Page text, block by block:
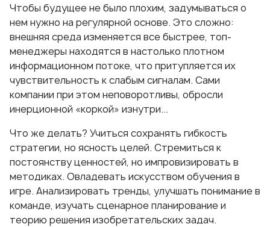
Чтобы будущее не было плохим, задумываться о
нем нужно на регулярной основе. Это сложно:
внешняя среда изменяется все быстрее, топ-
менеджеры находятся в настолько плотном
информационном потоке, что притупляется их
чувствительность к слабым сигналам. Сами
компании при этом неповоротливы, обросли
инерционной «коркой» изнутри...
Что же делать? Учиться сохранять гибкость
стратегии, но ясность целей. Стремиться к
постоянству ценностей, но импровизировать в
методиках. Овладевать искусством обучения в
игре. Анализировать тренды, улучшать понимание в
команде, изучать сценарное планирование и
теорию решения изобретательских задач.